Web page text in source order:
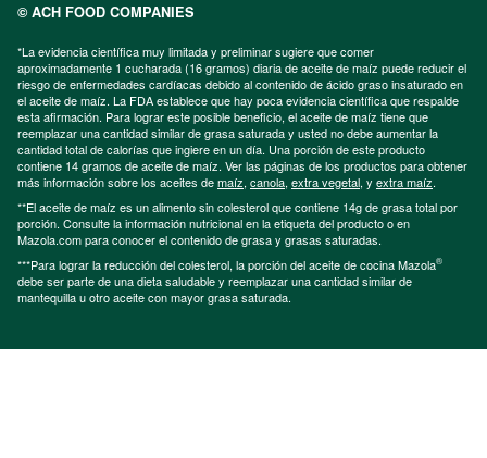
© ACH FOOD COMPANIES
*La evidencia científica muy limitada y preliminar sugiere que comer
aproximadamente 1 cucharada (16 gramos) diaria de aceite de maíz puede reducir el
riesgo de enfermedades cardíacas debido al contenido de ácido graso insaturado en
el aceite de maíz. La FDA establece que hay poca evidencia científica que respalde
esta afirmación. Para lograr este posible beneficio, el aceite de maíz tiene que
reemplazar una cantidad similar de grasa saturada y usted no debe aumentar la
cantidad total de calorías que ingiere en un día. Una porción de este producto
contiene 14 gramos de aceite de maíz. Ver las páginas de los productos para obtener
más información sobre los aceites demaíz, canola, extra vegetal, y extra maíz.
**El aceite de maíz es un alimento sin colesterol que contiene 14g de grasa total por
porción. Consulte la información nutricional en la etiqueta del producto o en
Mazola.com para conocer el contenido de grasa y grasas saturadas.
***Para lograr la reducción del colesterol, la porción del aceite de cocina Mazola®
debe ser parte de una dieta saludable y reemplazar una cantidad similar de
mantequilla u otro aceite con mayor grasa saturada.